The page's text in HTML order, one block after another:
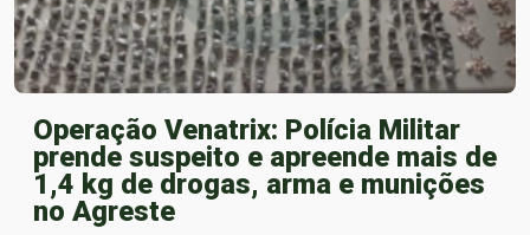
Operação Venatrix: Polícia Militar
prende suspeito e apreende mais de
1,4 kg de drogas, arma e munições
no Agreste